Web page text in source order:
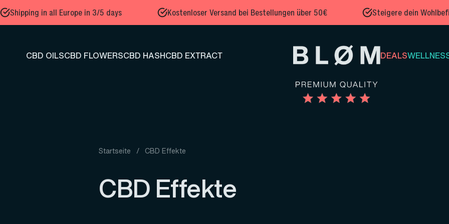
Zum Inhalt springen
Shipping in all Europe in 3/5 days Kostenloser Versand bei Bestellungen über 50€ Steigere dein
CBD OILSCBD FLOWERSCBD HASHCBD EXTRACT DEALS
Startseite / CBD Effekte
CBD Effekte